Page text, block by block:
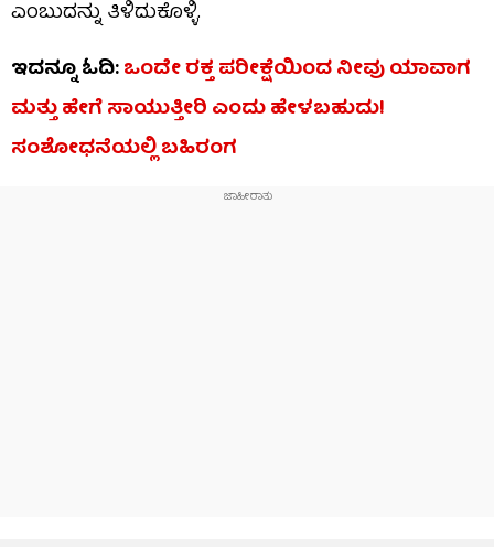
ಎಂಬುದನ್ನು ತಿಳಿದುಕೊಳ್ಳಿ.
ಇದನ್ನೂ ಓದಿ:ಒಂದೇ ರಕ್ತ ಪರೀಕ್ಷೆಯಿಂದ ನೀವು ಯಾವಾಗ
ಮತ್ತು ಹೇಗೆ ಸಾಯುತ್ತೀರಿ ಎಂದು ಹೇಳಬಹುದು!
ಸಂಶೋಧನೆಯಲ್ಲಿ ಬಹಿರಂಗ